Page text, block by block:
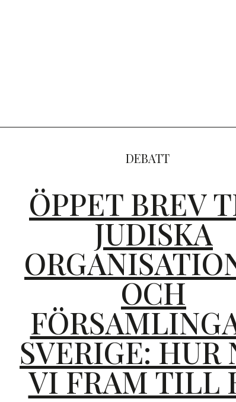
DEBATT
ÖPPET BREV
JUDISKA
OCH
SVERIGE: HUR
VI FRAM TILL